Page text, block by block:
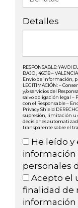
Detalles
RESPONSABLE: YAVOI
BAJO , 46018 –
Envío de información,
LEGITIMACIÓN: –
y/o servicios del
salvo obligación legal –
con el Responsable –
Privacy Shield
supresión, limitación u
decisiones
transparente sobre el
He leído y
información
personales
Acepto el
finalidad de
información